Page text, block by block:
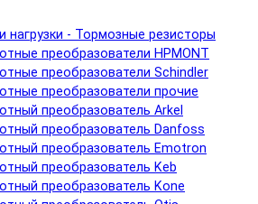
нагрузки - Тормозные резисторы
преобразователи HPMONT
преобразователи Schindler
преобразователи прочие
преобразователь Arkel
преобразователь Danfoss
преобразователь Emotron
преобразователь Keb
преобразователь Kone